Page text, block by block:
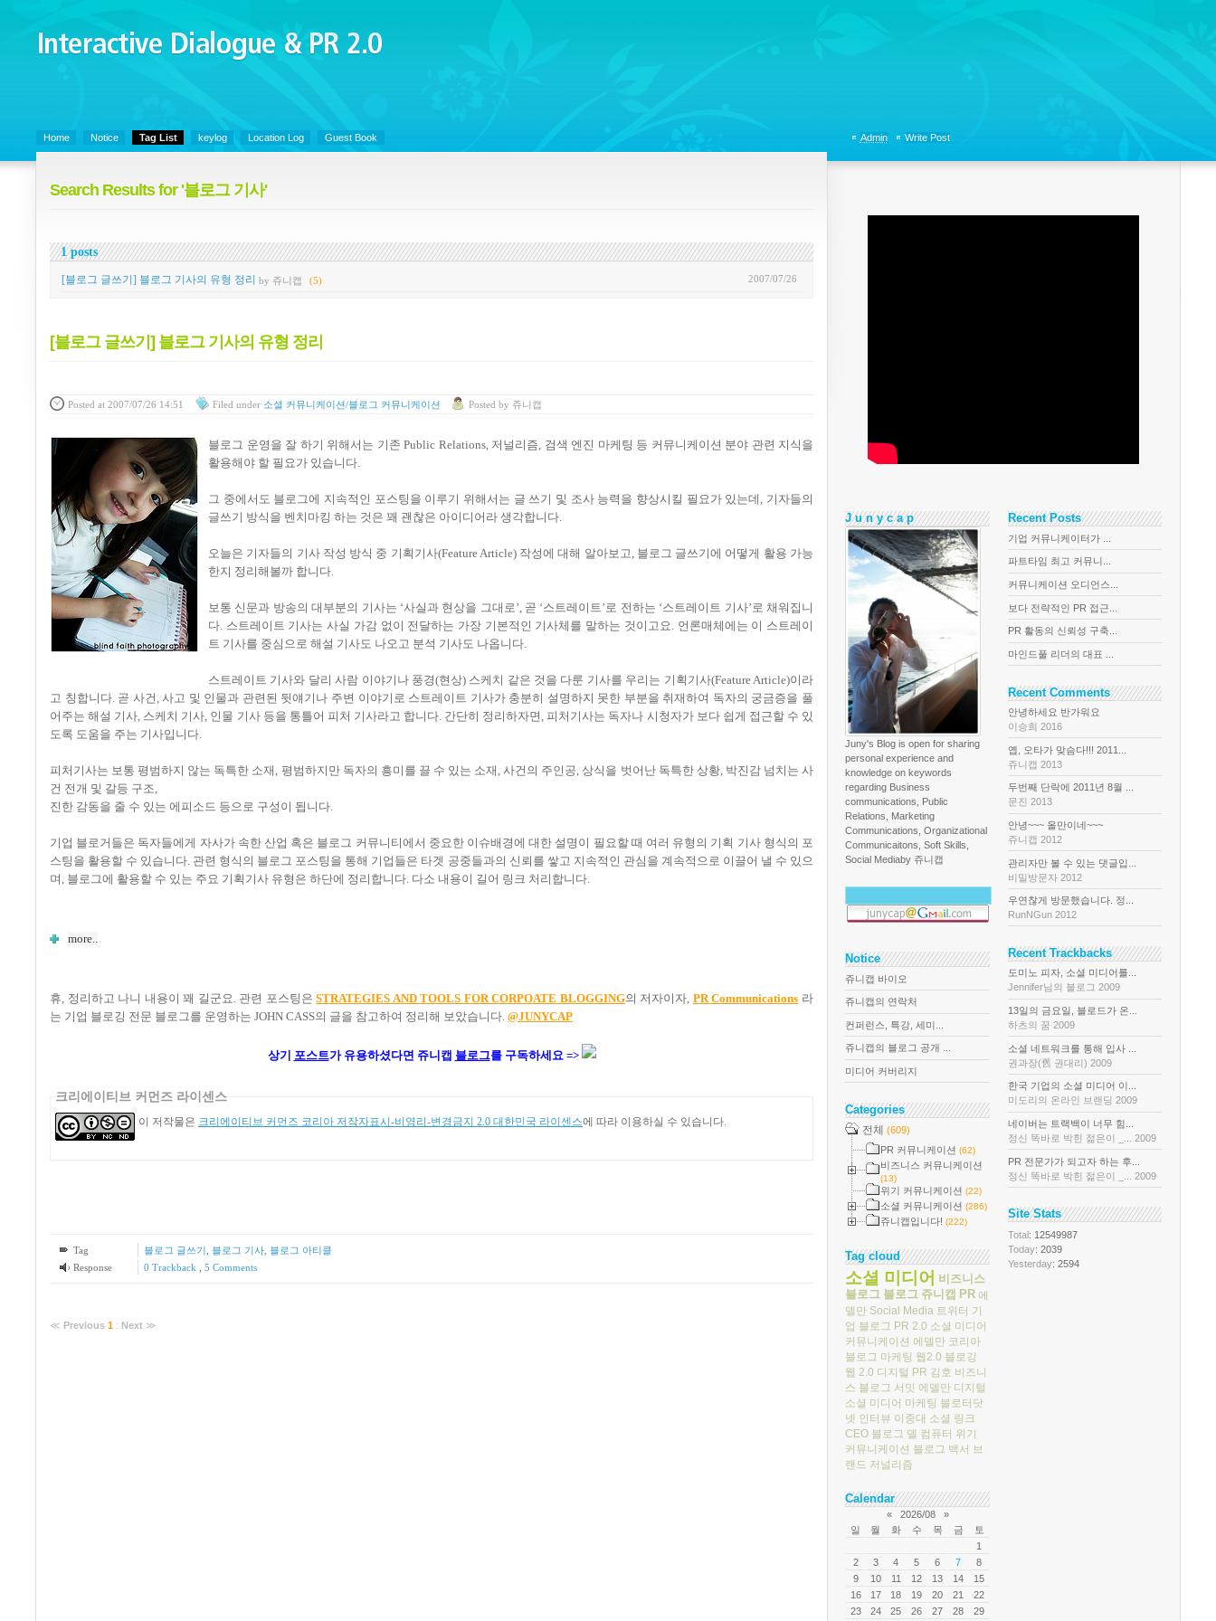
Interactive Dialogue &
PR 2.0
Home Notice Tag List keylog Location Log Guest Book
Search Results for '블로그 기사'
1 posts
2007/07/26
[블로그 글쓰기] 블로그 기사의 유형 정리 by 쥬니캡 (5)
[블로그 글쓰기] 블로그 기사의 유형 정리
Posted at 2007/07/26 14:51 Filed under 소셜 커뮤니케이션/블로그 커뮤니케이션 Posted by 쥬니캡
블로그 운영을 잘 하기 위해서는 기존 Public Relations, 저널리즘, 검색 엔진 마케팅 등 커뮤니케이션 분야 관련 지식을
활용해야 할 필요가 있습니다.
그 중에서도 블로그에 지속적인 포스팅을 이루기 위해서는 글 쓰기 및 조사 능력을 향상시킬 필요가 있는데, 기자들의
글쓰기 방식을 벤치마킹 하는 것은 꽤 괜찮은 아이디어라 생각합니다.
오늘은 기자들의 기사 작성 방식 중 기획기사(Feature Article) 작성에 대해 알아보고, 블로그 글쓰기에 어떻게 활용 가능
한지 정리해볼까 합니다.
보통 신문과 방송의 대부분의 기사는 ‘사실과 현상을 그대로’, 곧 ‘스트레이트’로 전하는 ‘스트레이트 기사’로 채워집니
다. 스트레이트 기사는 사실 가감 없이 전달하는 가장 기본적인 기사체를 말하는 것이고요. 언론매체에는 이 스트레이
트 기사를 중심으로 해설 기사도 나오고 분석 기사도 나옵니다.
스트레이트 기사와 달리 사람 이야기나 풍경(현상) 스케치 같은 것을 다룬 기사를 우리는 기획기사(Feature Article)이라
고 칭합니다. 곧 사건, 사고 및 인물과 관련된 뒷얘기나 주변 이야기로 스트레이트 기사가 충분히 설명하지 못한 부분을 취재하여 독자의 궁금증을 풀
어주는 해설 기사, 스케치 기사, 인물 기사 등을 통틀어 피처 기사라고 합니다. 간단히 정리하자면, 피처기사는 독자나 시청자가 보다 쉽게 접근할 수 있
도록 도움을 주는 기사입니다.
피처기사는 보통평범하지 않는 독특한 소재, 평범하지만 독자의 흥미를 끌 수 있는 소재,사건의 주인공,상식을 벗어난 독특한 상황, 박진감 넘치는 사
건 전개 및 갈등 구조,
진한 감동을 줄 수 있는 에피소드 등으로 구성이 됩니다.
기업 블로거들은 독자들에게 자사가 속한 산업 혹은 블로그 커뮤니티에서 중요한 이슈배경에 대한 설명이 필요할 때 여러 유형의 기획 기사 형식의 포
스팅을 활용할 수 있습니다. 관련 형식의 블로그 포스팅을 통해 기업들은 타겟 공중들과의 신뢰를 쌓고 지속적인 관심을 계속적으로 이끌어 낼 수 있으
며, 블로그에 활용할 수 있는 주요 기획기사 유형은 하단에 정리합니다. 다소 내용이 길어 링크 처리합니다.
more..
휴, 정리하고 나니 내용이 꽤 길군요. 관련 포스팅은STRATEGIES AND TOOLS FOR CORPOATE BLOGGING의 저자이자, PR Communications 라
는 기업 블로깅 전문 블로그를 운영하는 JOHN CASS의 글을 참고하여 정리해 보았습니다. @JUNYCAP
상기 포스트가유용하셨다면 쥬니캡 블로그를 구독하세요 =>
크리에이티브 커먼즈 라이센스
이 저작물은 크리에이티브 커먼즈 코리아 저작자표시-비영리-변경금지 2.0 대한민국 라이센스에 따라 이용하실 수 있습니다.
Tag 블로그 글쓰기 블로그 기사, 블로그 아티클
Response
0 Trackback 5 Comments
≪ Previous 1 : Next ≫
Admin Write Post
J u n y c a p
Juny's Blog is open for sharing
personal experience and
knowledge on keywords
regarding Business
communications, Public
Relations, Marketing
Communications, Organizational
Communicaitons, Soft Skills,
Social Mediaby 쥬니캡
Notice
쥬니캡 바이오
쥬니캡의 연락처
컨퍼런스, 특강, 세미...
쥬니캡의 블로그 공개 ...
미디어 커버리지
Categories
전체 (609)
PR 커뮤니케이션 (62)
비즈니스 커뮤니케이션
(13)
위기 커뮤니케이션 (22)
소셜 커뮤니케이션 (286)
쥬니캡입니다! (222)
Tag cloud
소셜 미디어 비즈니스
블로그 블로그 쥬니캡 PR 에
델만 Social Media 트위터 기
업 블로그 PR 2.0 소셜 미디어
커뮤니케이션 에델만 코리아
블로그 마케팅 웹2.0 블로깅
웹 2.0 디지털 PR 김호 비즈니
스 블로그 서밋 에델만 디지털
소셜 미디어 마케팅 블로터닷
넷 인터뷰 이중대 소셜 링크
CEO 블로그 델 컴퓨터 위기
커뮤니케이션 블로그 백서 브
랜드 저널리즘
Calendar
« 2026/08
»
일
월 화 수 목 금
토
1
2
3 4 5 6 7
8
9
10 11 12 13 14
15
16
17 18 19 20 21
22
23
24 25 26 27 28 29
Recent Posts
기업 커뮤니케이터가 ...
파트타임 최고 커뮤니...
커뮤니케이션 오디언스...
보다 전략적인 PR 접근...
PR 활동의 신뢰성 구축...
마인드풀 리더의 대표 ...
Recent Comments
안녕하세요 반가워요
이승희 2016
옙, 오타가 맞슴다!!! 2011...
쥬니캡 2013
두번째 단락에 2011년 8월 ...
문진 2013
안녕~~~ 올만이네~~~
쥬니캡 2012
관리자만 볼 수 있는 댓글입...
비밀방문자 2012
우연찮게 방문했습니다. 정...
RunNGun 2012
Recent Trackbacks
도미노 피자, 소셜 미디어를...
Jennifer님의 블로그 2009
13일의 금요일, 블로드가 온...
하츠의 꿈 2009
소셜 네트워크를 통해 입사 ...
권과장(舊 권대리) 2009
한국 기업의 소셜 미디어 이...
미도리의 온라인 브랜딩 2009
네이버는 트랙백이 너무 힘...
정신 똑바로 박힌 젊은이 _... 2009
PR 전문가가 되고자 하는 후...
정신 똑바로 박힌 젊은이 _... 2009
Site Stats
Total: 12549987
Today: 2039
Yesterday: 2594